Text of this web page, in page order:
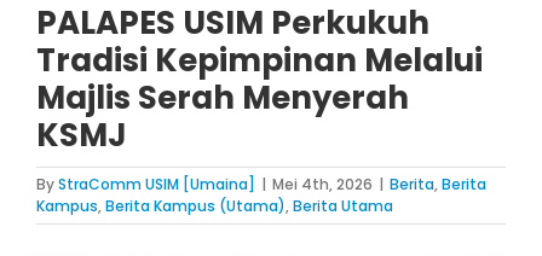
PALAPES USIM Perkukuh
Tradisi Kepimpinan Melalui
Majlis Serah Menyerah
KSMJ
ByStraComm USIM [Umaina] | Mei 4th, 2026 | Berita,Berita
Kampus,Berita Kampus (Utama),Berita Utama